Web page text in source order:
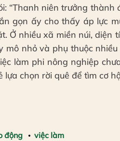
“Thanh niên trưởng thành
gọn ấy cho thấy áp lực
Ở nhiều xã miền núi, diện
mô nhỏ và phụ thuộc
làm phi nông nghiệp
lựa chọn rời quê để tìm cơ
động việc làm